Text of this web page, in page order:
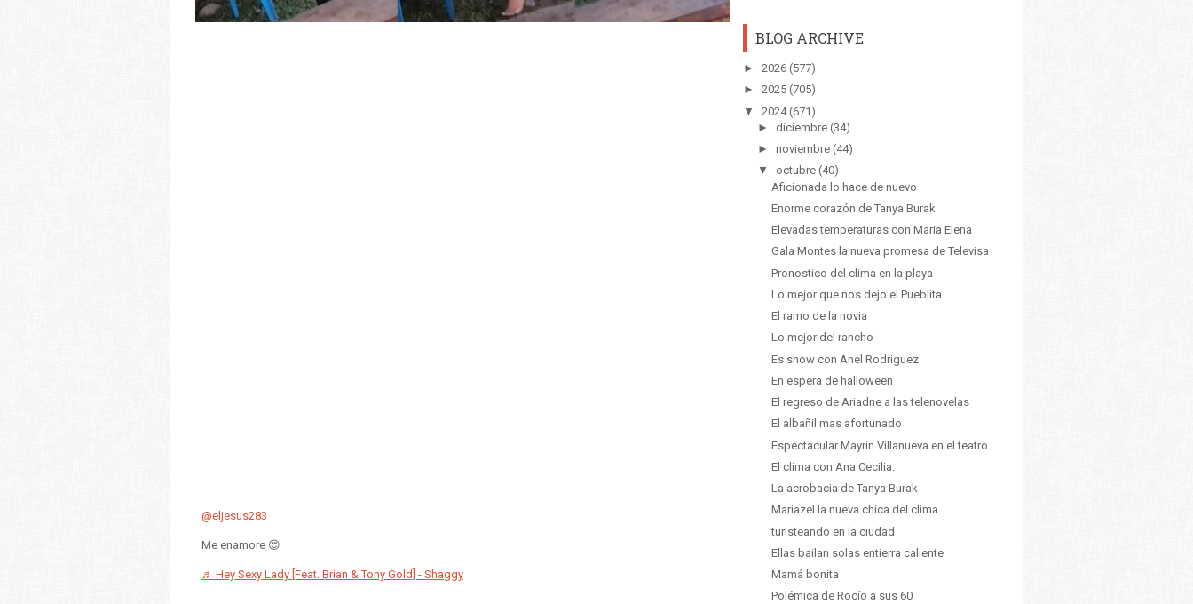
@eljesus283
Me enamore 😍
♬ Hey Sexy Lady [Feat. Brian & Tony Gold] - Shaggy
BLOG ARCHIVE
► 2026 (577)
► 2025 (705)
▼
2024 (671)
► diciembre (34)
► noviembre (44)
▼
octubre (40)
Aficionada lo hace de nuevo
Enorme corazón de Tanya Burak
Elevadas temperaturas con Maria Elena
Gala Montes la nueva promesa de Televisa
Pronostico del clima en la playa
Lo mejor que nos dejo el Pueblita
El ramo de la novia
Lo mejor del rancho
Es show con Anel Rodriguez
En espera de halloween
El regreso de Ariadne a las telenovelas
El albañil mas afortunado
Espectacular Mayrin Villanueva en el teatro
El clima con Ana Cecilia.
La acrobacia de Tanya Burak
Mariazel la nueva chica del clima
turisteando en la ciudad
Ellas bailan solas entierra caliente
Mamá bonita
Polémica de Rocío a sus 60